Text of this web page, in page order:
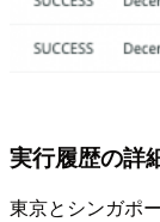
実行履歴の詳
東京とシンガポ